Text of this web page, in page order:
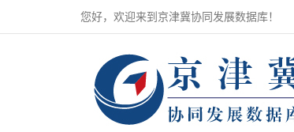
您好，欢迎来到京津冀协同发展数据库！